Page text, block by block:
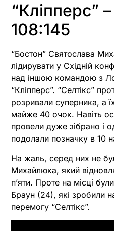
“Кліпперс”
108:145
“Бостон” Святослава
лідирувати у Східній
над іншою командою з
“Кліпперс”. “Селтікс”
розривали суперника, а
майже 40 очок. Навіть
провели дуже зібрано і
подолали позначку в 10
На жаль, серед них не
Михайлюка, який
пʼяти. Проте на місці
Браун (24), які зробили
перемогу “Селтікс”.